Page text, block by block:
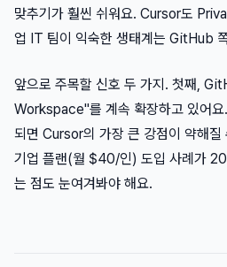
맞추기가 훨씬 쉬워요. Cursor도
업 IT 팀이 익숙한 생태계는 GitHub
앞으로 주목할 신호 두 가지. 첫째,
Workspace"를 계속 확장하고 있어
되면 Cursor의 가장 큰 강점이 약해질
기업 플랜(월 $40/인) 도입 사례가
는 점도 눈여겨봐야 해요.